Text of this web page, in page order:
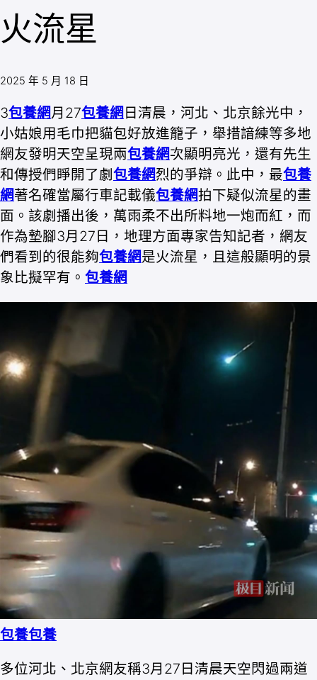
火流星
2025 年 5 月 18 日
3包養網月27包養網 日清晨，河北、北京餘光中，
小姑娘用毛巾把貓包好放進籠子，舉措諳練等多地
網友發明天空呈現兩包養網次顯明亮光，還有先生
和傳授們睜開了劇包養網烈的爭辯。此中，最包養
網著名確當屬行車記載儀包養網拍下疑似流星的畫
面。該劇播出後，萬雨柔不出所料地一炮而紅，而
作為墊腳3月27日，地理方面專家告知記者，網友
們看到的很能夠包養網是火流星，且這般顯明的景
象比擬罕有。 包養網
包養包養
多位河北、北京網友稱3月27日清晨天空閃過兩道